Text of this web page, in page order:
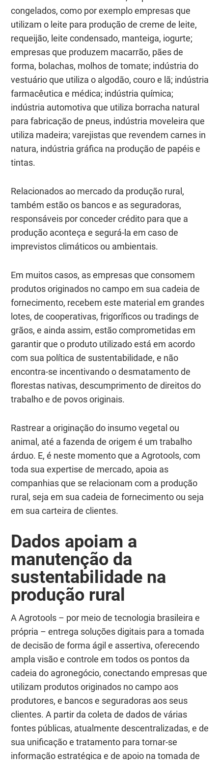
congelados, como por exemplo empresas que
utilizam o leite para produção de creme de leite,
requeijão, leite condensado, manteiga, iogurte;
empresas que produzem macarrão, pães de
forma, bolachas, molhos de tomate; indústria do
vestuário que utiliza o algodão, couro e lã; indústria
farmacêutica e médica; indústria química;
indústria automotiva que utiliza borracha natural
para fabricação de pneus, indústria moveleira que
utiliza madeira; varejistas que revendem carnes in
natura, indústria gráfica na produção de papéis e
tintas.
Relacionados ao mercado da produção rural,
também estão os bancos e as seguradoras,
responsáveis por conceder crédito para que a
produção aconteça e segurá-la em caso de
imprevistos climáticos ou ambientais.
Em muitos casos, as empresas que consomem
produtos originados no campo em sua cadeia de
fornecimento, recebem este material em grandes
lotes, de cooperativas, frigoríficos ou tradings de
grãos, e ainda assim, estão comprometidas em
garantir que o produto utilizado está em acordo
com sua política de sustentabilidade, e não
encontra-se incentivando o desmatamento de
florestas nativas, descumprimento de direitos do
trabalho e de povos originais.
Rastrear a originação do insumo vegetal ou
animal, até a fazenda de origem é um trabalho
árduo. E, é neste momento que a Agrotools, com
toda sua expertise de mercado, apoia as
companhias que se relacionam com a produção
rural, seja em sua cadeia de fornecimento ou seja
em sua carteira de clientes.
Dados apoiam a
manutenção da
sustentabilidade na
produção rural
A Agrotools – por meio de tecnologia brasileira e
própria – entrega soluções digitais para a tomada
de decisão de forma ágil e assertiva, oferecendo
ampla visão e controle em todos os pontos da
cadeia do agronegócio, conectando empresas que
utilizam produtos originados no campo aos
produtores, e bancos e seguradoras aos seus
clientes. A partir da coleta de dados de várias
fontes públicas, atualmente descentralizadas, e de
sua unificação e tratamento para tornar-se
informação estratégica e de apoio na tomada de